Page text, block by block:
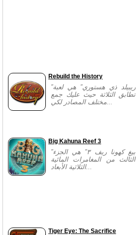
Rebuild the History
”ريبيلد ذي هستوري” هي لعبة
تطابق الثلاثة حيث عليك جمع
مختلف المصادر لكي...
Big Kahuna Reef 3
”بيغ كهونا ريف ٣” هي الجزء
الثالث من المغامرات المائية
الثلاثية الأبعاد...
Tiger Eye: The Sacrifice